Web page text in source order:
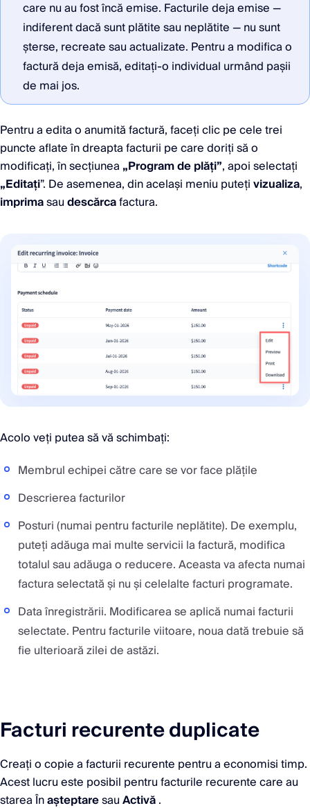
care nu au fost încă emise. Facturile deja emise —
indiferent dacă sunt plătite sau neplătite — nu sunt
șterse, recreate sau actualizate. Pentru a modifica o
factură deja emisă, editați-o individual urmând pașii
de mai jos.
Pentru a edita o anumită factură, faceți clic pe cele trei
puncte aflate în dreapta facturii pe care doriți să o
modificați, în secțiunea „Program de plăți”, apoi selectați
„Editați”. De asemenea, din același meniu putețivizualiza,
imprimasaudescărcafactura.
Acolo veți putea să vă schimbați:
Membrul echipei către care se vor face plățile
Descrierea facturilor
Posturi (numai pentru facturile neplătite). De exemplu,
puteți adăuga mai multe servicii la factură, modifica
totalul sau adăuga o reducere. Aceasta va afecta numai
factura selectată și nu și celelalte facturi programate.
Data înregistrării. Modificarea se aplică numai facturii
selectate. Pentru facturile viitoare, noua dată trebuie să
fie ulterioară zilei de astăzi.
Facturi recurente duplicate
Creați o copie a facturii recurente pentru a economisi timp.
Acest lucru este posibil pentru facturile recurente care au
starea ÎnașteptaresauActivă.